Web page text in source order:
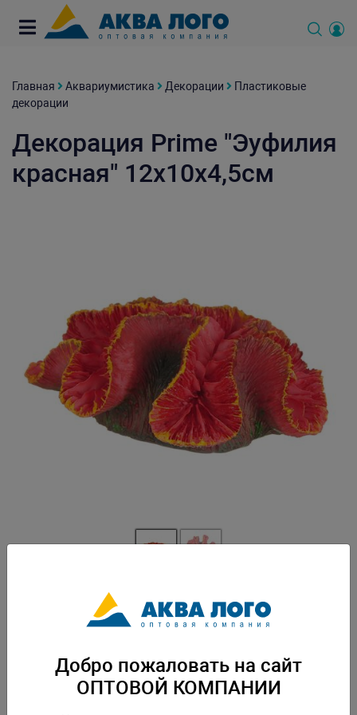
Главная Аквариумистика Декорации
Пластиковые
декорации
Декорация Prime "Эуфилия
красная" 12х10х4,5см
Скачать каталогДобро пожаловать на сайт
ОПТОВОЙ КОМПАНИИ